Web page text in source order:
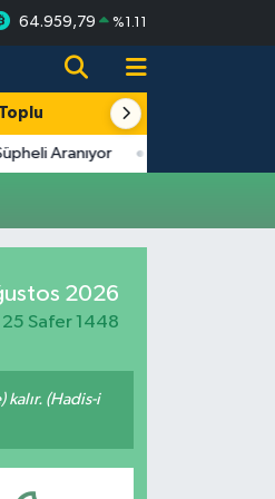
64.959,79 %1.11
Turizm
Aranıyor
2026
25 Safer 1448
(Hadis-i